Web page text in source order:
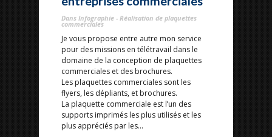
Dans Infographie - Réalisation de plaquettes
commerciales
Je vous propose entre autre mon service
pour des missions en télétravail dans le
domaine de la conception de plaquettes
commerciales et des brochures.
Les plaquettes commerciales sont les
flyers, les dépliants, et brochures.
La plaquette commerciale est l’un des
supports imprimés les plus utilisés et les
plus appréciés par les...